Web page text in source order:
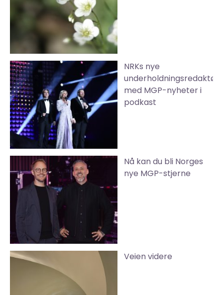
NRKs nye
underholdningsredaktør
med MGP-nyheter i
podkast
Nå kan du bli Norges
nye MGP-stjerne
Veien videre